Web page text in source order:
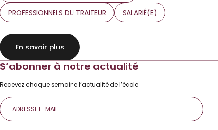
PROFESSIONNELS DU TRAITEUR
SALARIÉ(E)
En savoir plus
S’abonner à notre actualité
Recevez chaque semaine l’actualité de l’école
E-
mail